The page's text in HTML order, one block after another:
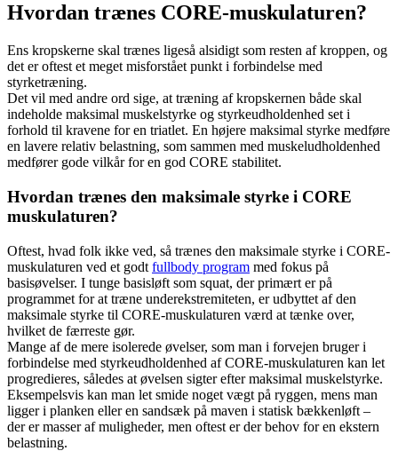
Hvordan trænes CORE-muskulaturen?
Ens kropskerne skal trænes ligeså alsidigt som resten af kroppen, og
det er oftest et meget misforstået punkt i forbindelse med
styrketræning.
Det vil med andre ord sige, at træning af kropskernen både skal
indeholde maksimal muskelstyrke og styrkeudholdenhed set i
forhold til kravene for en triatlet. En højere maksimal styrke medføre
en lavere relativ belastning, som sammen med muskeludholdenhed
medfører gode vilkår for en god CORE stabilitet.
Hvordan trænes den maksimale styrke i CORE
muskulaturen?
Oftest, hvad folk ikke ved, så trænes den maksimale styrke i CORE-
muskulaturen ved et godt fullbody program med fokus på
basisøvelser. I tunge basisløft som squat, der primært er på
programmet for at træne underekstremiteten, er udbyttet af den
maksimale styrke til CORE-muskulaturen værd at tænke over,
hvilket de færreste gør.
Mange af de mere isolerede øvelser, som man i forvejen bruger i
forbindelse med styrkeudholdenhed af CORE-muskulaturen kan let
progredieres, således at øvelsen sigter efter maksimal muskelstyrke.
Eksempelsvis kan man let smide noget vægt på ryggen, mens man
ligger i planken eller en sandsæk på maven i statisk bækkenløft –
der er masser af muligheder, men oftest er der behov for en ekstern
belastning.